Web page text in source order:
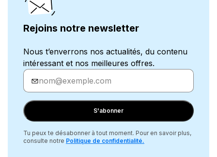
Rejoins notre newsletter
Nous t’enverrons nos actualités, du contenu
intéressant et nos meilleures offres.
Entre
ton
adresse
e-
mail
S'abonner
Tu peux te désabonner à tout moment. Pour en savoir plus,
consulte notre Politique de confidentialité.